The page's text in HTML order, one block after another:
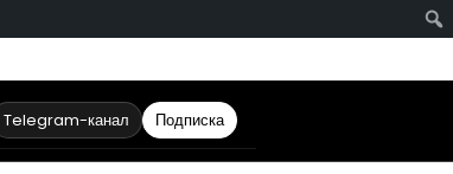
Telegram-канал Подписка